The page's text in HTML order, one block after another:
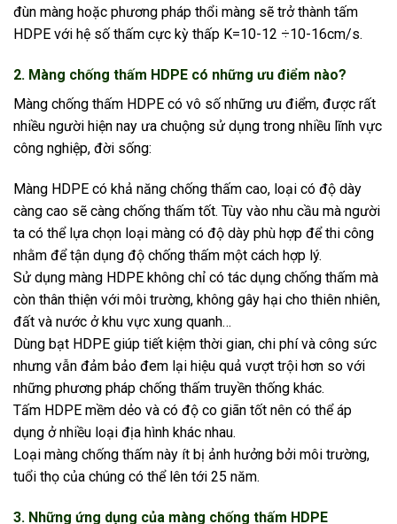
đùn màng hoặc phương pháp thổi màng sẽ trở thành tấm
HDPE với hệ số thấm cực kỳ thấp K=10-12 ÷10-16cm/s.
2. Màng chống thấm HDPE có những ưu điểm nào?
Màng chống thấm HDPE có vô số những ưu điểm, được rất
nhiều người hiện nay ưa chuộng sử dụng trong nhiều lĩnh vực
công nghiệp, đời sống:
Màng HDPE có khả năng chống thấm cao, loại có độ dày
càng cao sẽ càng chống thấm tốt. Tùy vào nhu cầu mà người
ta có thể lựa chọn loại màng có độ dày phù hợp để thi công
nhằm để tận dụng độ chống thấm một cách hợp lý.
Sử dụng màng HDPE không chỉ có tác dụng chống thấm mà
còn thân thiện với môi trường, không gây hại cho thiên nhiên,
đất và nước ở khu vực xung quanh…
Dùng bạt HDPE giúp tiết kiệm thời gian, chi phí và công sức
nhưng vẫn đảm bảo đem lại hiệu quả vượt trội hơn so với
những phương pháp chống thấm truyền thống khác.
Tấm HDPE mềm dẻo và có độ co giãn tốt nên có thể áp
dụng ở nhiều loại địa hình khác nhau.
Loại màng chống thấm này ít bị ảnh hưởng bởi môi trường,
tuổi thọ của chúng có thể lên tới 25 năm.
3. Những ứng dụng của màng chống thấm HDPE